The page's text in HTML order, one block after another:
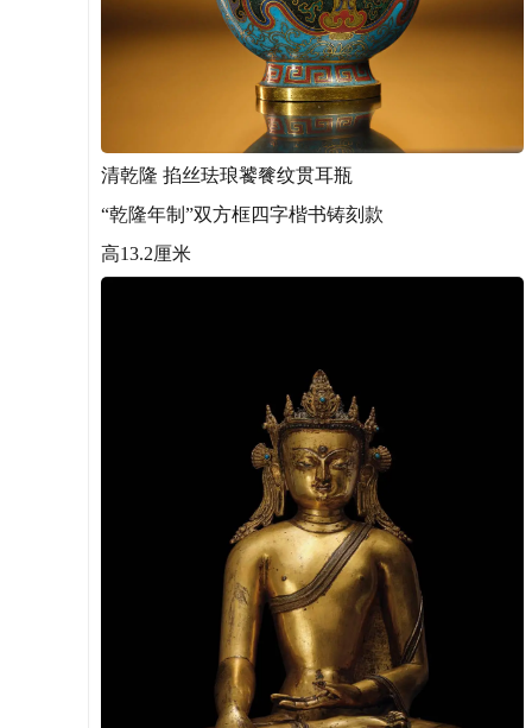
清乾隆 掐丝珐琅饕餮纹贯耳瓶
“乾隆年制”双方框四字楷书铸刻款
高13.2厘米